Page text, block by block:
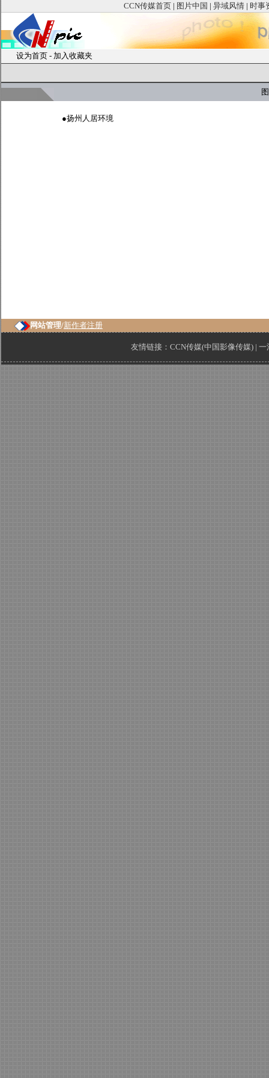
CCN传媒首页 | 图片中国 | 异域风情 | 时事
设为首页 - 加入收藏夹
图
●扬州人居环境
网站管理/新作者注册
友情链接： CCN传媒(中国影像传媒) | 一